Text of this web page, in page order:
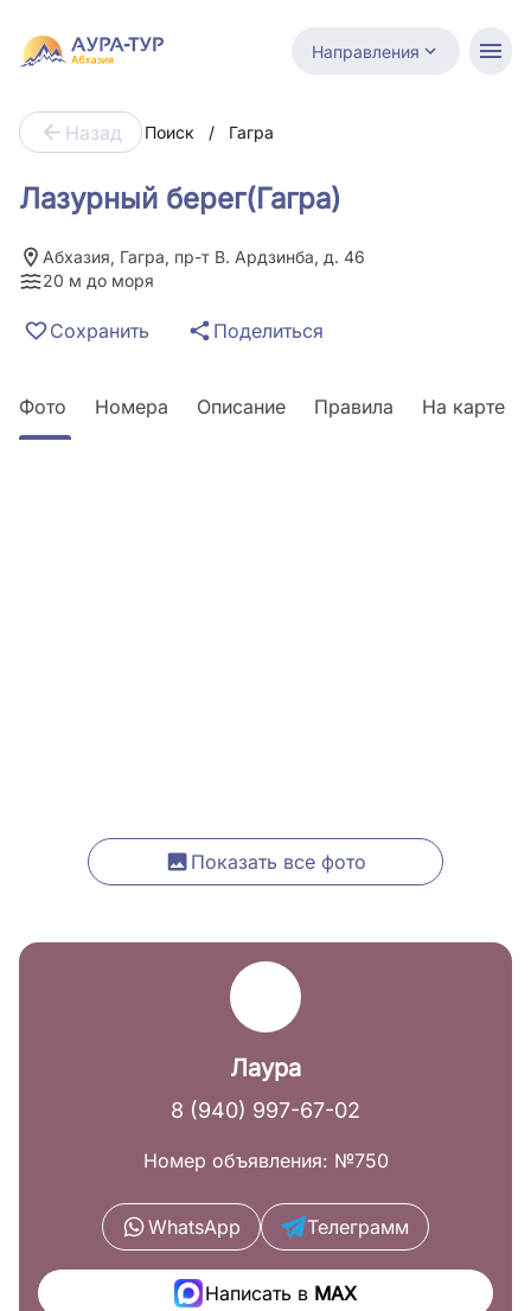
Направления
Назад Поиск / Гагра
Лазурный берег(Гагра)
Абхазия, Гагра, пр-т В. Ардзинба, д. 46
20 м до моря
Сохранить Поделиться
Фото Номера Описание Правила На карте
Показать все фото
Лаура
8 (940) 997-67-02
Номер объявления: №750
WhatsApp Телеграмм
Написать вMAX